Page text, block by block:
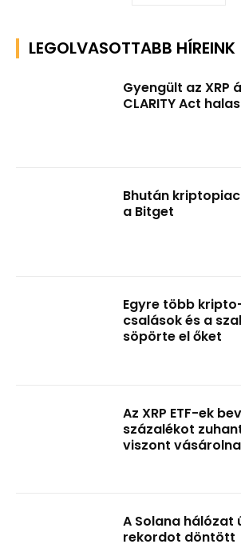
LEGOLVASOTTABB HÍREINK
Gyengült az XRP
CLARITY Act
Bhután
a Bitget
Egyre több
csalások és a
söpörte el őket
Az XRP ETF-ek
százalékot
viszont
A Solana hálózat
rekordot döntött